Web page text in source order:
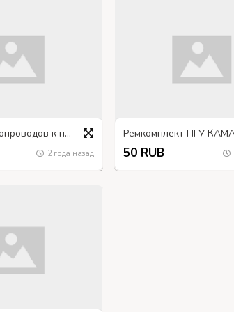
Тройник трубопроводов к передним тормозам. 51-3506033
2 года назад 50 RUB